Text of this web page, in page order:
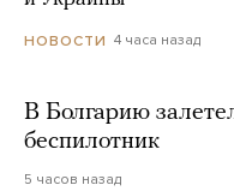
НОВОСТИ 4 часа назад
В Болгарию
беспилотник
5 часов назад